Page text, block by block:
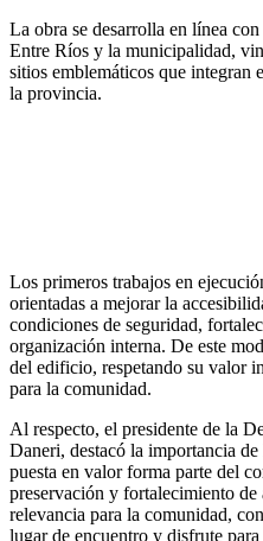
La obra se desarrolla en línea
Entre Ríos y la municipalidad,
sitios emblemáticos que
la provincia.
Los primeros trabajos en
orientadas a mejorar la
condiciones de seguridad,
organización interna. De este
del edificio, respetando su valor
para la comunidad.
Al respecto, el presidente de la
Daneri, destacó la importancia
puesta en valor forma parte del
preservación y fortalecimiento de
relevancia para la comunidad,
lugar de encuentro y disfrute